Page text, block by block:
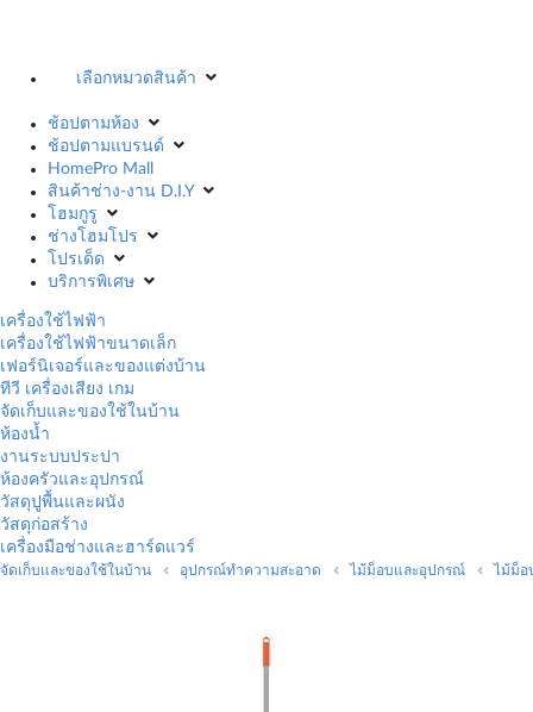
เลือกหมวดสินค้า
ช้อปตามห้อง
ช้อปตามแบรนด์
HomePro Mall
สินค้าช่าง-งาน D.I.Y
โฮมกูรู
ช่างโฮมโปร
โปรเด็ด
บริการพิเศษ
เครื่องใช้ไฟฟ้า
เครื่องใช้ไฟฟ้าขนาดเล็ก
เฟอร์นิเจอร์และของแต่งบ้าน
ทีวี เครื่องเสียง เกม
จัดเก็บและของใช้ในบ้าน
ห้องน้ำ
งานระบบประปา
ห้องครัวและอุปกรณ์
วัสดุปูพื้นและผนัง
วัสดุก่อสร้าง
เครื่องมือช่างและฮาร์ดแวร์
จัดเก็บและของใช้ในบ้าน อุปกรณ์ทำความสะอาด ไม้ม็อบและอุปกรณ์ ไม้ม็อ